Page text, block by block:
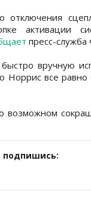
отключения
активации
пресс-
вручную
все равно
возможном
подпишись: